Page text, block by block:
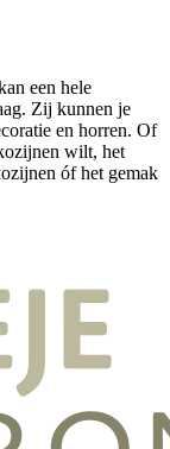
een hele
Zij kunnen je
en horren. Of
wilt, het
óf het gemak